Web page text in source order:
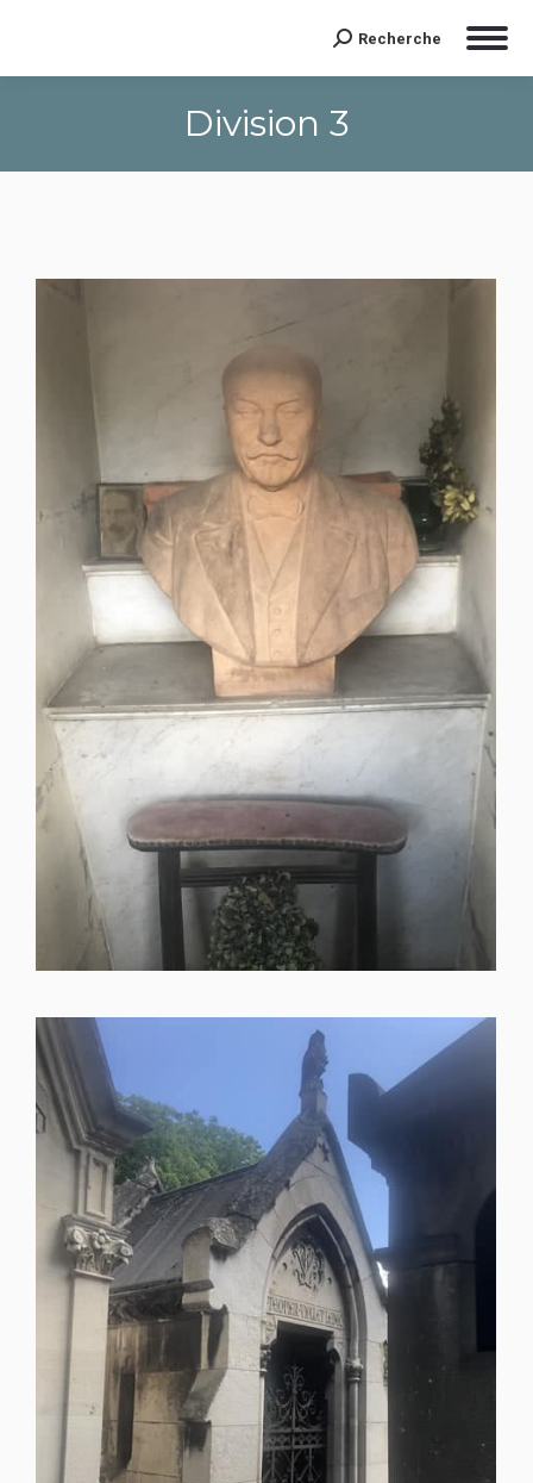
Search:
Recherche
Division 3